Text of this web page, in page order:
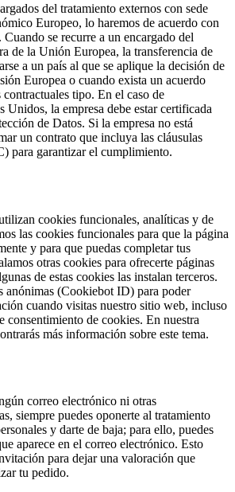
del tratamiento externos con sede
Europeo, lo haremos de acuerdo con
se recurre a un encargado del
de la Unión Europea, la transferencia de
a un país al que se aplique la decisión de
Europea o cuando exista un acuerdo
contractuales tipo. En el caso de
Unidos, la empresa debe estar certificada
de Datos. Si la empresa no está
un contrato que incluya las cláusulas
para garantizar el cumplimiento.
cookies funcionales, analíticas y de
las cookies funcionales para que la página
y para que puedas completar tus
otras cookies para ofrecerte páginas
de estas cookies las instalan terceros.
anónimas (Cookiebot ID) para poder
cuando visitas nuestro sitio web, incluso
consentimiento de cookies. En nuestra
más información sobre este tema.
correo electrónico ni otras
siempre puedes oponerte al tratamiento
y darte de baja; para ello, puedes
aparece en el correo electrónico. Esto
para dejar una valoración que
tu pedido.